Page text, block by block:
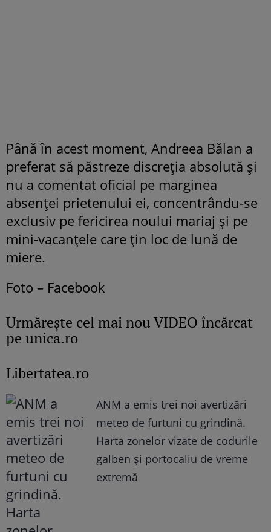
Până în acest moment, Andreea Bălan a
preferat să păstreze discreția absolută și
nu a comentat oficial pe marginea
absenței prietenului ei, concentrându-se
exclusiv pe fericirea noului mariaj și pe
mini-vacanțele care țin loc de lună de
miere.
Foto – Facebook
Urmăreşte cel mai nou VIDEO încărcat
pe unica.ro
Libertatea.ro
ANM a emis trei noi avertizări
meteo de furtuni cu grindină.
Harta zonelor vizate de codurile
galben și portocaliu de vreme
extremă